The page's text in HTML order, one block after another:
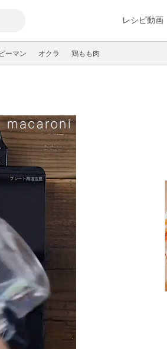
レシピ動画
ピーマン オクラ 鶏もも肉